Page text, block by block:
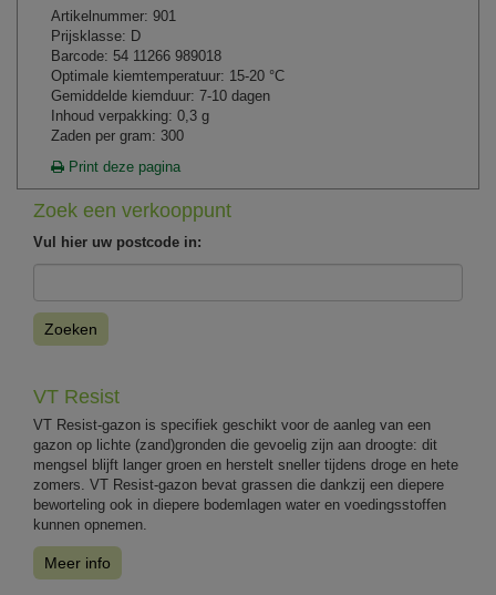
Artikelnummer: 901
Prijsklasse: D
Barcode: 54 11266 989018
Optimale kiemtemperatuur: 15-20 °C
Gemiddelde kiemduur: 7-10 dagen
Inhoud verpakking: 0,3 g
Zaden per gram: 300
Print deze pagina
Zoek een verkooppunt
Vul hier uw postcode in:
Zoeken
VT Resist
VT Resist-gazon is specifiek geschikt voor de aanleg van een
gazon op lichte (zand)gronden die gevoelig zijn aan droogte: dit
mengsel blijft langer groen en herstelt sneller tijdens droge en hete
zomers. VT Resist-gazon bevat grassen die dankzij een diepere
beworteling ook in diepere bodemlagen water en voedingsstoffen
kunnen opnemen.
Meer info